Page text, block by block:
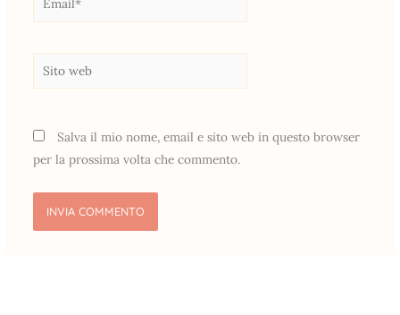
web
Salva il mio nome, email e sito web in questo browser
per la prossima volta che commento.